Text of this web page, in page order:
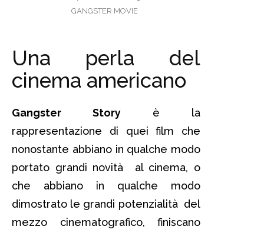
GANGSTER MOVIE
Una perla del
cinema americano
Gangster Story è la
rappresentazione di quei film che
nonostante abbiano in qualche modo
portato grandi novità al cinema, o
che abbiano in qualche modo
dimostrato le grandi potenzialità del
mezzo cinematografico, finiscano